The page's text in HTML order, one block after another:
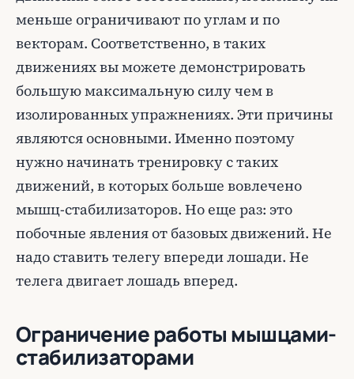
меньше ограничивают по углам и по
векторам. Соответственно, в таких
движениях вы можете демонстрировать
большую максимальную силу чем в
изолированных упражнениях. Эти причины
являются основными. Именно поэтому
нужно начинать тренировку с таких
движений, в которых больше вовлечено
мышц-стабилизаторов. Но еще раз: это
побочные явления от базовых движений. Не
надо ставить телегу впереди лошади. Не
телега двигает лошадь вперед.
Ограничение работы мышцами-
стабилизаторами